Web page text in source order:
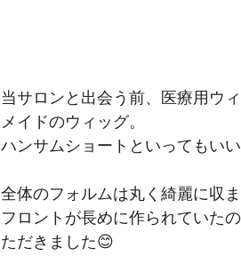
当サロンと出会う前、医療用ウ
メイドのウィッグ。
ハンサムショートといってもい
全体のフォルムは丸く綺麗に収
フロントが長めに作られていた
ただきました😊